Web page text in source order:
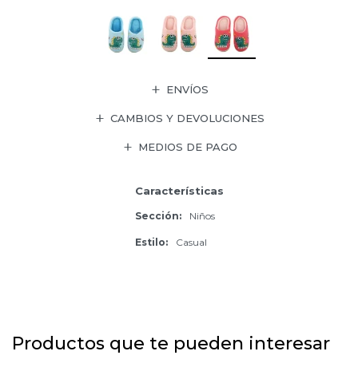
ENVÍOS
CAMBIOS Y DEVOLUCIONES
MEDIOS DE PAGO
Características
Sección Niños
Estilo Casual
Productos que te pueden interesar